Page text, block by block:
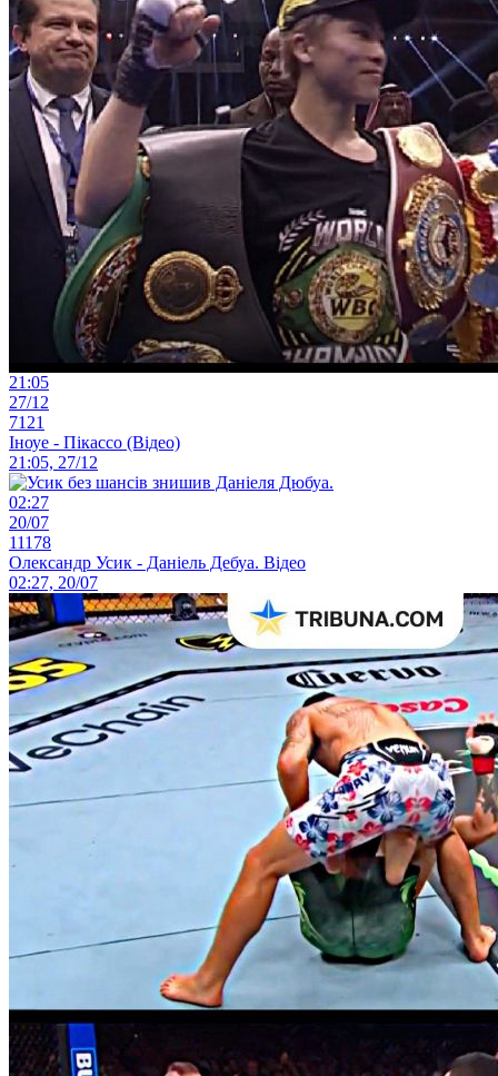
21:05
27/12
7121
Іноуе - Пікассо (Відео)
21:05, 27/12
02:27
20/07
11178
Олександр Усик - Даніель Дебуа. Відео
02:27, 20/07